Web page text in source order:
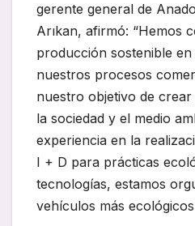
gerente general de
Arıkan, afirmó: “Hemos
producción sostenible
nuestros procesos
nuestro objetivo de
la sociedad y el medio
experiencia en la
I + D para prácticas
tecnologías, estamos
vehículos más